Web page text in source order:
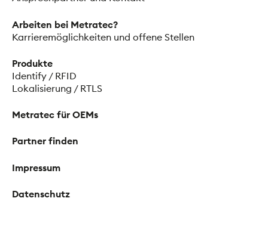
Arbeiten bei Metratec?
Karrieremöglichkeiten und offene Stellen
Produkte
Identify / RFID
Lokalisierung / RTLS
Metratec für OEMs
Partner finden
Impressum
Datenschutz